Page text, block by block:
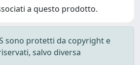
a questo prodotto.
sono protetti da copyright e
salvo diversa